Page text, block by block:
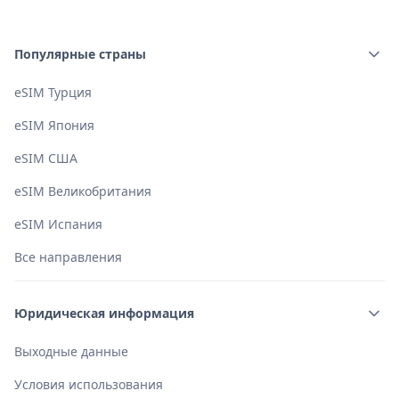
рекомендуем отключить роуминг данных для основной
Популярные страны
eSIM Турция
eSIM Япония
eSIM США
eSIM Великобритания
eSIM Испания
Все направления
Юридическая информация
Выходные данные
Условия использования